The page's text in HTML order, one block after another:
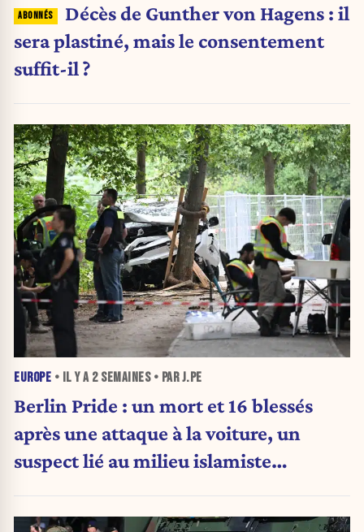
Décès de Gunther von Hagens : il
sera plastiné, mais le consentement
suffit-il ?
EUROPE • IL Y A 2 SEMAINES• PAR J.PE
Berlin Pride : un mort et 16 blessés
après une attaque à la voiture, un
suspect lié au milieu islamiste